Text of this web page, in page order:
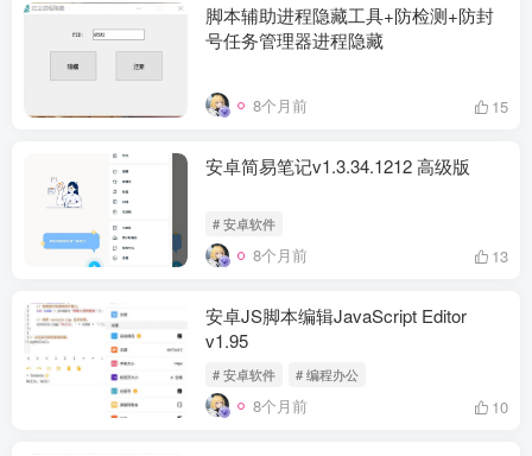
脚本辅助进程隐藏工具+防检测+防封
号任务管理器进程隐藏
8个月前 15
安卓简易笔记v1.3.34.1212 高级版
# 安卓软件
8个月前 13
安卓JS脚本编辑JavaScript Editor
v1.95
# 安卓软件 # 编程办公
8个月前 10